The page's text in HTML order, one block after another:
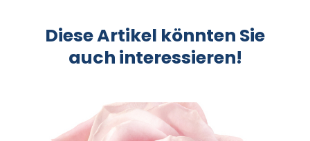
Diese Artikel könnten Sie
auch interessieren!